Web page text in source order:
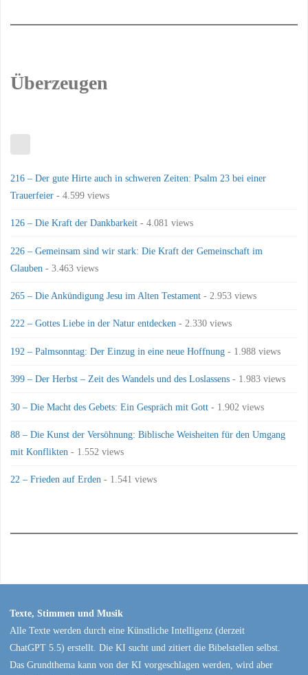
Überzeugen
216 – Der gute Hirte auch in schweren Zeiten: Psalm 23 bei einer
Trauerfeier - 4.599 views
126 – Die Kraft der Dankbarkeit - 4.081 views
226 – Gemeinsam sind wir stark: Die Kraft der Gemeinschaft im
Glauben - 3.463 views
265 – Die Ankündigung Jesu im Alten Testament - 2.953 views
222 – Gottes Liebe in der Natur entdecken - 2.330 views
192 – Palmsonntag: Der Einzug in eine neue Hoffnung - 1.988 views
399 – Der Herbst – Zeit des Wandels und des Loslassens - 1.983 views
30 – Die Macht des Gebets: Ein Gespräch mit Gott - 1.902 views
88 – Die Kunst der Versöhnung: Biblische Weisheiten für den Umgang
mit Konflikten - 1.552 views
22 – Frieden auf Erden - 1.541 views
Texte, Stimmen und Musik
Alle Texte werden durch eine Künstliche Intelligenz (derzeit
ChatGPT 5.5) erstellt. Die KI sucht und zitiert die Bibelstellen selbst.
Das Grundthema kann von der KI vorgeschlagen werden, wird aber